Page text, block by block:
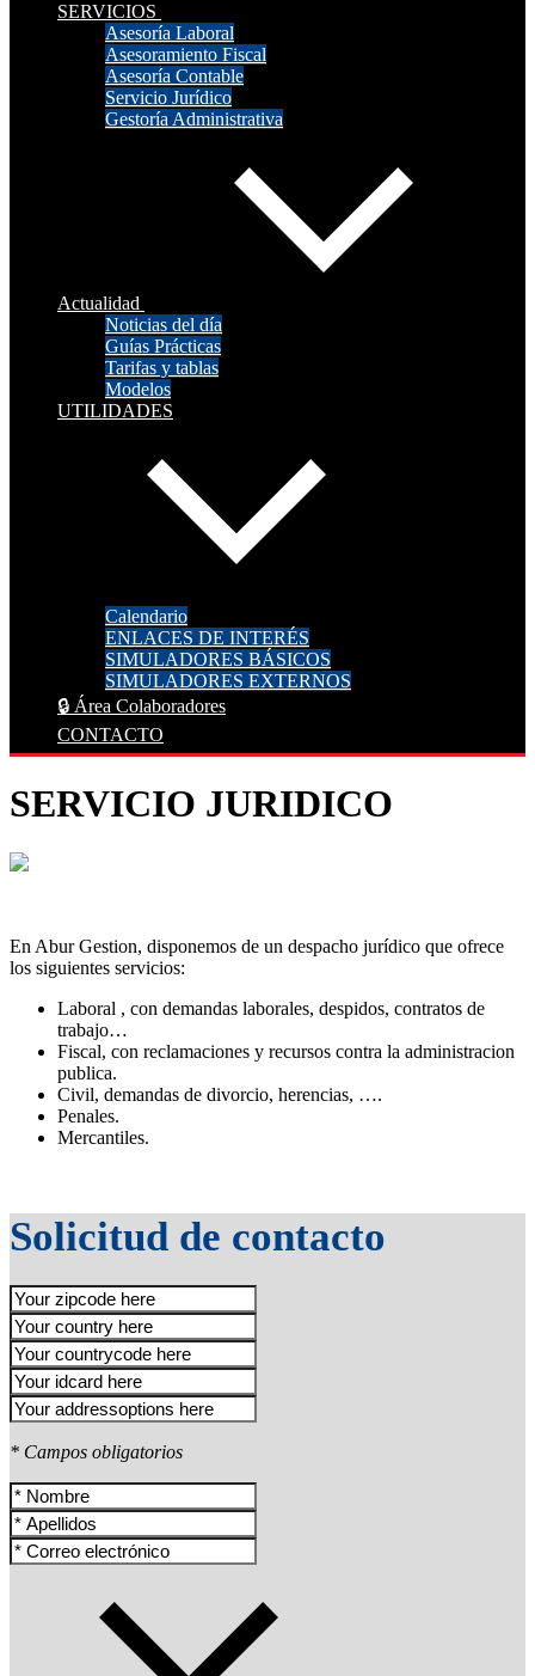
SERVICIOS
Asesoría Laboral
Asesoramiento Fiscal
Asesoría Contable
Servicio Jurídico
Gestoría Administrativa
Actualidad
Noticias del día
Guías Prácticas
Tarifas y tablas
Modelos
UTILIDADES
Calendario
ENLACES DE INTERÉS
SIMULADORES BÁSICOS
SIMULADORES EXTERNOS
🔒 Área Colaboradores
CONTACTO
SERVICIO JURIDICO
En Abur Gestion, disponemos de un despacho jurídico que ofrece
los siguientes servicios:
Laboral , con demandas laborales, despidos, contratos de
trabajo…
Fiscal, con reclamaciones y recursos contra la administracion
publica.
Civil, demandas de divorcio, herencias, ….
Penales.
Mercantiles.
Solicitud de contacto
* Campos obligatorios